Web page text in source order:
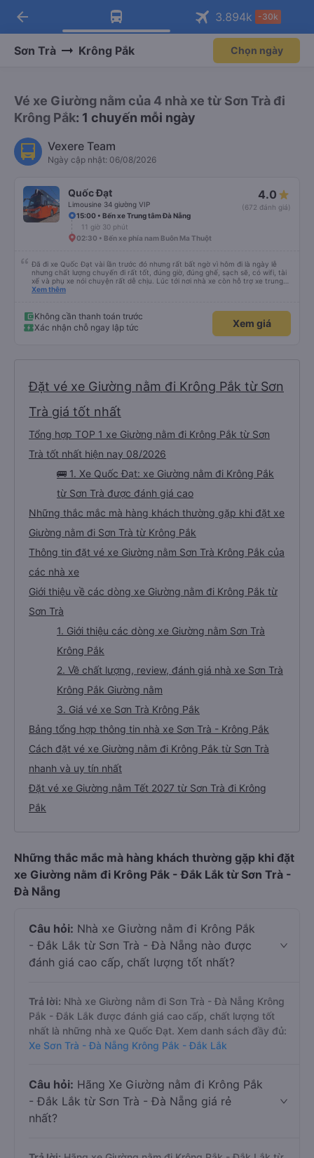
Tải app Vexere ngay!
Nhận ưu đãi thành viên độc
Mở app
Tải app Vexere
-30k/ghế khi đặt vé máy bay qua
Mở app
arrow_back 3.894k -30k
Sơn Trà Krông Pắk Chọn ngày
Vé xe Giường nằm của 4 nhà xe từ Sơn Trà đi
Krông Pắk: 1 chuyến mỗi ngày
Vexere Team
Ngày cập nhật: 06/08/2026
Quốc Đạt
Limousine 34 giường VIP
4.0
(672 đánh giá)
15:00 • Bến xe Trung tâm Đà Nẵng
11 giờ 30 phút
02:30 • Bến xe phía nam Buôn Ma Thuột
Đã đi xe Quốc Đạt vài lần trước đó nhưng rất bất ngờ vì hôm đi là ngày lễ
nhưng chất lượng chuyến đi rất tốt, đúng giờ, đúng ghế, sạch sẽ, có wifi, tài
xế và phụ xe nói chuyện rất dễ chịu. Lúc tới nơi nhà xe còn hỗ trợ xe trung
chuyển tới tận nhà. 10đ cho nhà xe, hy vọng nhà xe duy trì được chất lượng
Xem thêm
Không cần thanh toán trước
Xác nhận chỗ ngay lập tức
Xem giá
Đặt vé xe Giường nằm đi Krông Pắk từ Sơn
Trà giá tốt nhất
Tổng hợp TOP 1 xe Giường nằm đi Krông Pắk từ Sơn
Trà tốt nhất hiện nay 08/2026
🚌 1. Xe Quốc Đạt: xe Giường nằm đi Krông Pắk
từ Sơn Trà được đánh giá cao
Những thắc mắc mà hàng khách thường gặp khi đặt xe
Giường nằm đi Sơn Trà từ Krông Pắk
Thông tin đặt vé xe Giường nằm Sơn Trà Krông Pắk của
các nhà xe
Giới thiệu về các dòng xe Giường nằm đi Krông Pắk từ
Sơn Trà
1. Giới thiệu các dòng xe Giường nằm Sơn Trà
Krông Pắk
2. Về chất lượng, review, đánh giá nhà xe Sơn Trà
Krông Pắk Giường nằm
3. Giá vé xe Sơn Trà Krông Pắk
Bảng tổng hợp thông tin nhà xe Sơn Trà - Krông Pắk
Cách đặt vé xe Giường nằm đi Krông Pắk từ Sơn Trà
nhanh và uy tín nhất
Đặt vé xe Giường nằm Tết 2027 từ Sơn Trà đi Krông
Pắk
Những thắc mắc mà hàng khách thường gặp khi đặt
xe Giường nằm đi Krông Pắk - Đắk Lắk từ Sơn Trà -
Đà Nẵng
Câu hỏi: Nhà xe Giường nằm đi Krông Pắk
- Đắk Lắk từ Sơn Trà - Đà Nẵng nào được
đánh giá cao cấp, chất lượng tốt nhất?
Trả lời: Nhà xe Giường nằm đi Sơn Trà - Đà Nẵng Krông
Pắk - Đắk Lắk được đánh giá cao cấp, chất lượng tốt
nhất là những nhà xe Quốc Đạt. Xem danh sách đầy đủ:
Xe Sơn Trà - Đà Nẵng Krông Pắk - Đắk Lắk
Câu hỏi: Hãng Xe Giường nằm đi Krông Pắk
- Đắk Lắk từ Sơn Trà - Đà Nẵng giá rẻ
nhất?